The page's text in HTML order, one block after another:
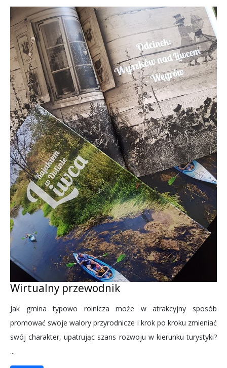
Wirtualny przewodnik
Jak gmina typowo rolnicza może w atrakcyjny sposób
promować swoje walory przyrodnicze i krok po kroku zmieniać
swój charakter, upatrując szans rozwoju w kierunku turystyki?
...